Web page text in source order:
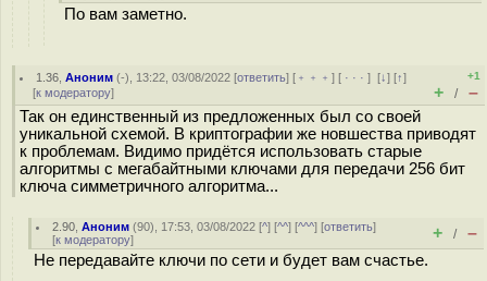
По вам заметно.
1.36 ,Аноним (-), 13:22, 03/08/2022 [ответить] [ ﹢﹢﹢] [ · · ·][↓] [↑]
[к модератору]
+1
+ / –
Так он единственный из предложенных был со своей
уникальной схемой. В криптографии же новшества приводят
к проблемам. Видимо придётся использовать старые
алгоритмы с мегабайтными ключами для передачи 256 бит
ключа симметричного алгоритма...
2.90 ,Аноним (90), 17:53, 03/08/2022 [^] [^^] [^^^] [ответить]
[к модератору] + / –
Не передавайте ключи по сети и будет вам счастье.